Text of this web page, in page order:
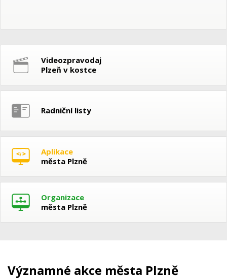
Videozpravodaj
Plzeň v kostce
Radniční listy
Aplikace
města Plzně
Organizace
města Plzně
Významné akce města Plzně